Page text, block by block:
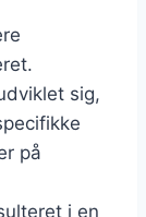
sig,
på
i en